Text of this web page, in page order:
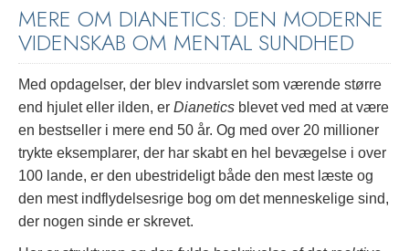
MERE OM DIANETICS: DEN MODERNE
VIDENSKAB OM MENTAL SUNDHED
Med opdagelser, der blev indvarslet som værende større
end hjulet eller ilden, er Dianetics blevet ved med at være
en bestseller i mere end 50 år. Og med over 20 millioner
trykte eksemplarer, der har skabt en hel bevægelse i over
100 lande, er den ubestrideligt både den mest læste og
den mest indflydelsesrige bog om det menneskelige sind,
der nogen sinde er skrevet.